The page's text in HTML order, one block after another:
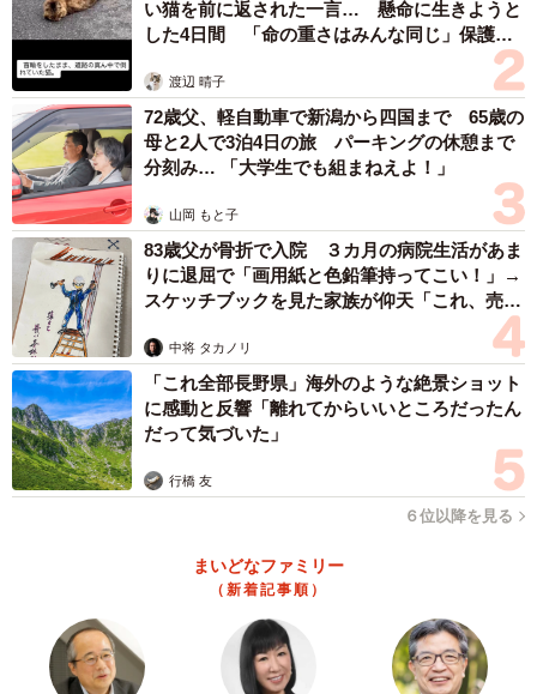
3/3
伝票には品名「ライト」と書かれ、ワレモノに印が…実際は生き物なの
に(白輪園長提供)
──また伝票には品名「ライト」と書かれ、ワレモノに印が
「片目がしっかり開かない状態で病気の可能性もありま
す。うちに送ればどうにかなると思っていたのかもしれま
い猫を前に返された一言… 懸命に生きようと
した4日間 「命の重さはみんな同じ」保護団
渡辺 晴子
72歳父、軽自動車で新潟から四国まで 65歳の
母と2人で3泊4日の旅 パーキングの休憩まで
分刻み… 「大学生でも組まねえよ！」
山岡 もと子
83歳父が骨折で入院 ３カ月の病院生活があま
りに退屈で「画用紙と色鉛筆持ってこい！」→
スケッチブックを見た家族が仰天「これ、売れ
中将 タカノリ
「これ全部長野県」海外のような絶景ショット
に感動と反響「離れてからいいところだったん
だって気づいた」
行橋 友
６位以降を見る
まいどなファミリー
（新着記事順）